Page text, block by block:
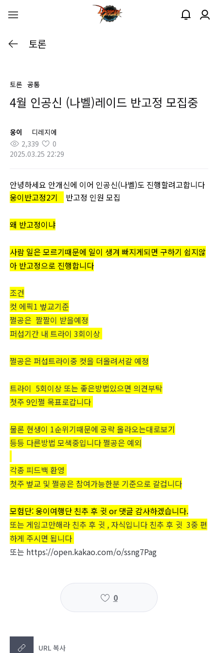
토론
토론 공통
4월 인공신 (나벨)레이드 반고정 모집중
웅이
디레지에
2,339
0
2025.03.25 22:29
안녕하세요 안개신에 이어 인공신(나벨)도 진행할려고합니다
웅이반고정2기
반고정 인원 모집
왜 반고정이냐
사람 일은 모르기때문에 일이 생겨 빠지게되면 구하기 쉽지않
아 반고정으로 진행합니다
조건
컷 에픽1 벞교기준
쩔공은 짤짤이 받을예정
퍼섭기간 내 트라이 3회이상
쩔공은 퍼섭트라이중 컷을 더올려서갈 예정
트라이 5회이상 또는 좋은방법있으면 의견부탁
첫주 9인쩔 목표로갑니다
물론 현생이 1순위기때문에 공략 올라오는대로보기
등등 다른방법 모색중입니다 쩔공은 예외
각종 피드백 환영
첫주 벞교 및 쩔공은 참여가능한분 기준으로 갈겁니다
모험단: 웅이여행단 친추 후 귓 or 댓글 감사하겠습니다.
또는 게임고만해라 친추 후 귓 , 자식입니다 친추 후 귓 3중 편
하게 주시면 됩니다
또는 https://open.kakao.com/o/ssng7Pag
0
URL 복사